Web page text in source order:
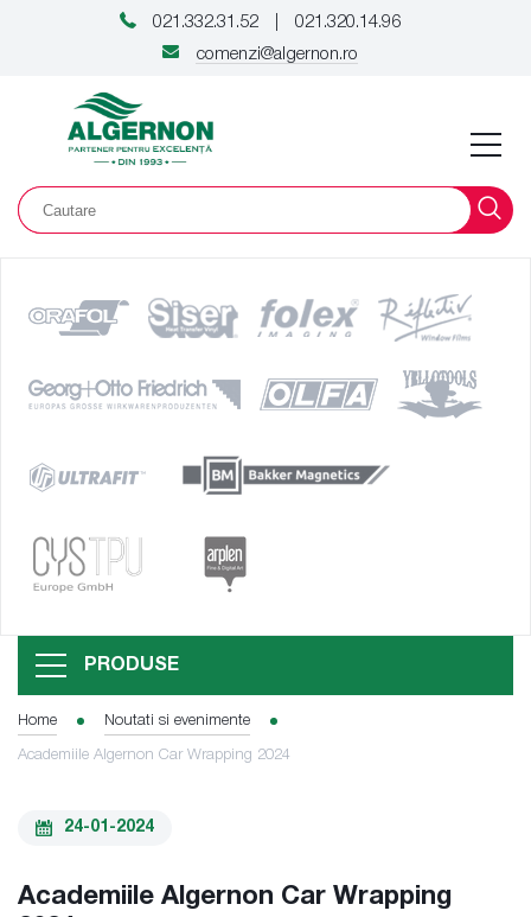
021.332.31.52
021.320.14.96
comenzi@algernon.ro
PRODUSE
Home Noutati si evenimente
Academiile Algernon Car Wrapping 2024
24-01-2024
Academiile Algernon Car Wrapping